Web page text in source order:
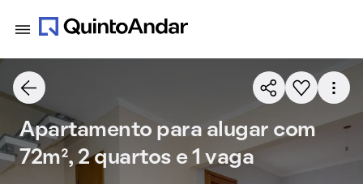
Apartamento para alugar com
72m², 2 quartos e 1 vaga